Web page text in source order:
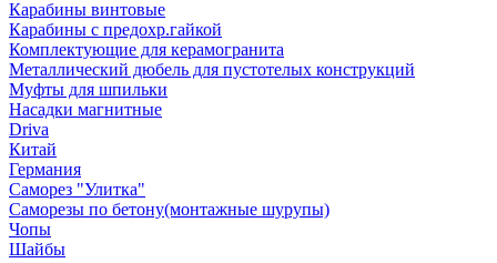
Карабины винтовые
Карабины с предохр.гайкой
Комплектующие для керамогранита
Металлический дюбель для пустотелых конструкций
Муфты для шпильки
Насадки магнитные
Driva
Китай
Германия
Саморез "Улитка"
Саморезы по бетону(монтажные шурупы)
Чопы
Шайбы